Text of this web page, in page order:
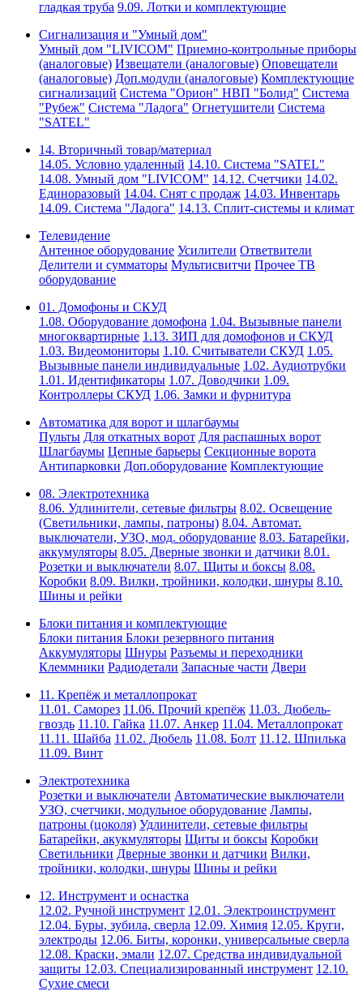
гладкая труба 9.09. Лотки и комплектующие
Сигнализация и "Умный дом"
Умный дом "LIVICOM" Приемно-контрольные приборы
(аналоговые) Извещатели (аналоговые) Оповещатели
(аналоговые) Доп.модули (аналоговые) Комплектующие
сигнализаций Система "Орион" НВП "Болид" Система
"Рубеж" Система "Ладога" Огнетушители Система
"SATEL"
14. Вторичный товар/материал
14.05. Условно удаленный 14.10. Система "SATEL"
14.08. Умный дом "LIVICOM" 14.12. Счетчики 14.02.
Единоразовый 14.04. Снят с продаж 14.03. Инвентарь
14.09. Система "Ладога" 14.13. Сплит-системы и климат
Телевидение
Антенное оборудование Усилители Ответвители
Делители и сумматоры Мультисвитчи Прочее ТВ
оборудование
01. Домофоны и СКУД
1.08. Оборудование домофона 1.04. Вызывные панели
многоквартирные 1.13. ЗИП для домофонов и СКУД
1.03. Видеомониторы 1.10. Считыватели СКУД 1.05.
Вызывные панели индивидуальные 1.02. Аудиотрубки
1.01. Идентификаторы 1.07. Доводчики 1.09.
Контроллеры СКУД 1.06. Замки и фурнитура
Автоматика для ворот и шлагбаумы
Пульты Для откатных ворот Для распашных ворот
Шлагбаумы Цепные барьеры Секционные ворота
Антипарковки Доп.оборудование Комплектующие
08. Электротехника
8.06. Удлинители, сетевые фильтры 8.02. Освещение
(Светильники, лампы, патроны) 8.04. Автомат.
выключатели, УЗО, мод. оборудование 8.03. Батарейки,
аккумуляторы 8.05. Дверные звонки и датчики 8.01.
Розетки и выключатели 8.07. Щиты и боксы 8.08.
Коробки 8.09. Вилки, тройники, колодки, шнуры 8.10.
Шины и рейки
Блоки питания и комплектующие
Блоки питания Блоки резервного питания
Аккумуляторы Шнуры Разъемы и переходники
Клеммники Радиодетали Запасные части Двери
11. Крепёж и металлопрокат
11.01. Саморез 11.06. Прочий крепёж 11.03. Дюбель-
гвоздь 11.10. Гайка 11.07. Анкер 11.04. Металлопрокат
11.11. Шайба 11.02. Дюбель 11.08. Болт 11.12. Шпилька
11.09. Винт
Электротехника
Розетки и выключатели Автоматические выключатели
УЗО, счетчики, модульное оборудование Лампы,
патроны (цоколя) Удлинители, сетевые фильтры
Батарейки, акукмуляторы Щиты и боксы Коробки
Светильники Дверные звонки и датчики Вилки,
тройники, колодки, шнуры Шины и рейки
12. Инструмент и оснастка
12.02. Ручной инструмент 12.01. Электроинструмент
12.04. Буры, зубила, сверла 12.09. Химия 12.05. Круги,
электроды 12.06. Биты, коронки, универсальные сверла
12.08. Краски, эмали 12.07. Средства индивидуальной
защиты 12.03. Специализированный инструмент 12.10.
Сухие смеси